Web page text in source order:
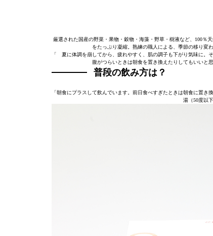
厳選された国産の野菜・果物・穀物・海藻・野草・樹液など、100％
をたっぷり凝縮。熟練の職人による、季節の移り変
「゙夏に体調を崩してから、疲れやすく、肌の調子も下がり気味に。
腹がつらいときは朝食を置き換えたりしてもいいと
普段の飲み方は？
「朝食にプラスして飲んでいます。前日食べすぎたときは朝食に置
湯（50度以